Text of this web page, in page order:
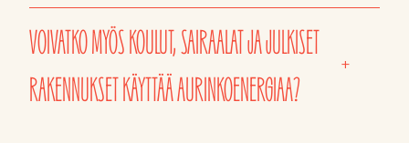
VOIVATKO MYÖS KOULUT, SAIRAALAT JA JULKISET
RAKENNUKSET KÄYTTÄÄ AURINKOENERGIAA?
+